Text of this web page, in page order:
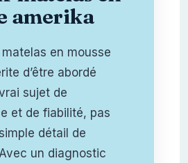
amerika
en mousse
d’être abordé
sujet de
et de fiabilité, pas
détail de
un diagnostic